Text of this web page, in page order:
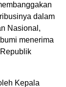
dalam
Nasional,
menerima
Kepala